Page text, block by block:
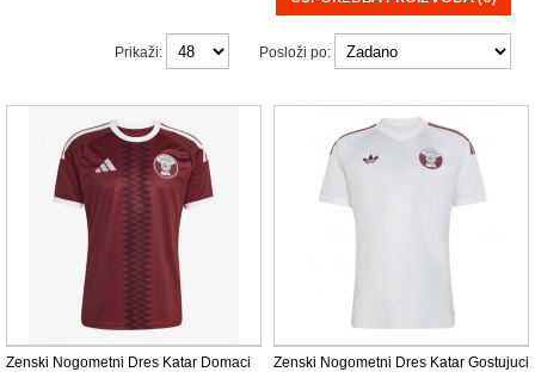
Posloži po:
Prikaži:
Zenski Nogometni Dres Katar Domaci
Zenski Nogometni Dres Katar Gostujuci